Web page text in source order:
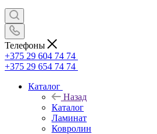
Телефоны
+375 29 604 74 74
+375 29 654 74 74
Каталог
Назад
Каталог
Ламинат
Ковролин